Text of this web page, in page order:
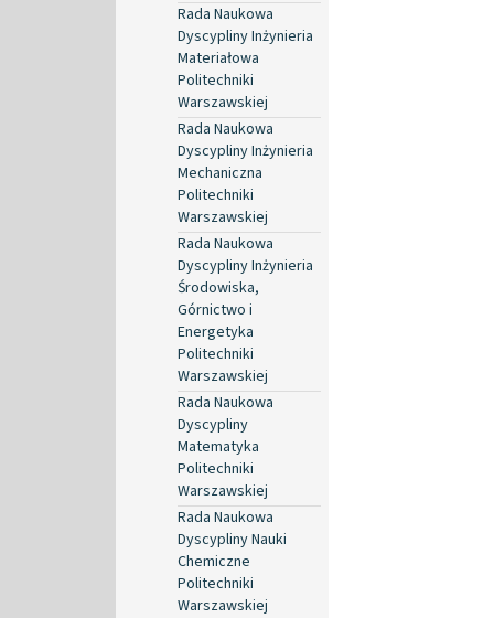
Rada Naukowa
Dyscypliny Inżynieria
Materiałowa
Politechniki
Warszawskiej
Rada Naukowa
Dyscypliny Inżynieria
Mechaniczna
Politechniki
Warszawskiej
Rada Naukowa
Dyscypliny Inżynieria
Środowiska,
Górnictwo i
Energetyka
Politechniki
Warszawskiej
Rada Naukowa
Dyscypliny
Matematyka
Politechniki
Warszawskiej
Rada Naukowa
Dyscypliny Nauki
Chemiczne
Politechniki
Warszawskiej